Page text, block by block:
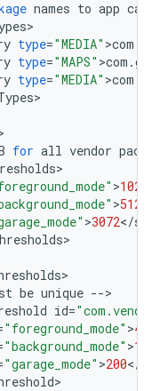
names to app
type="MEDIA" >com
type="MAPS" >com .
type="MEDIA" >com
>
for all vendor
>1024
>512
>3072</
>
be unique --
id=
"foreground_mode" >
"background_mode" >
"garage_mode" >200</
>